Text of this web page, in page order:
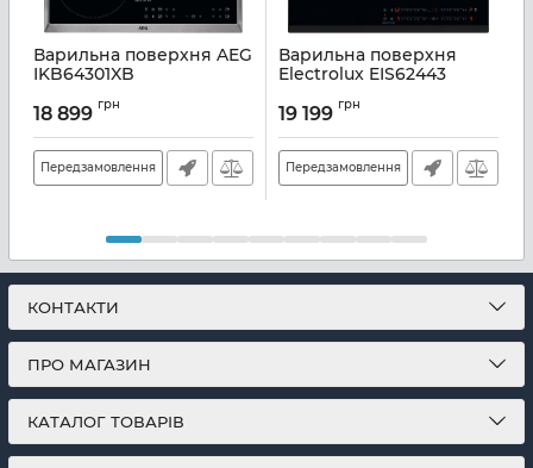
Варильна поверхня AEG
IKB64301XB
18 899 грн
Передзамовлення
Варильна поверхня
Electrolux EIS62443
19 199 грн
Передзамовлення
КОНТАКТИ
ПРО МАГАЗИН
КАТАЛОГ ТОВАРІВ